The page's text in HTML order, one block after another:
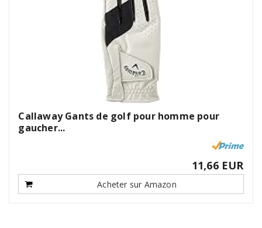
Callaway Gants de golf pour homme pour
gaucher...
11,66 EUR
Acheter sur Amazon